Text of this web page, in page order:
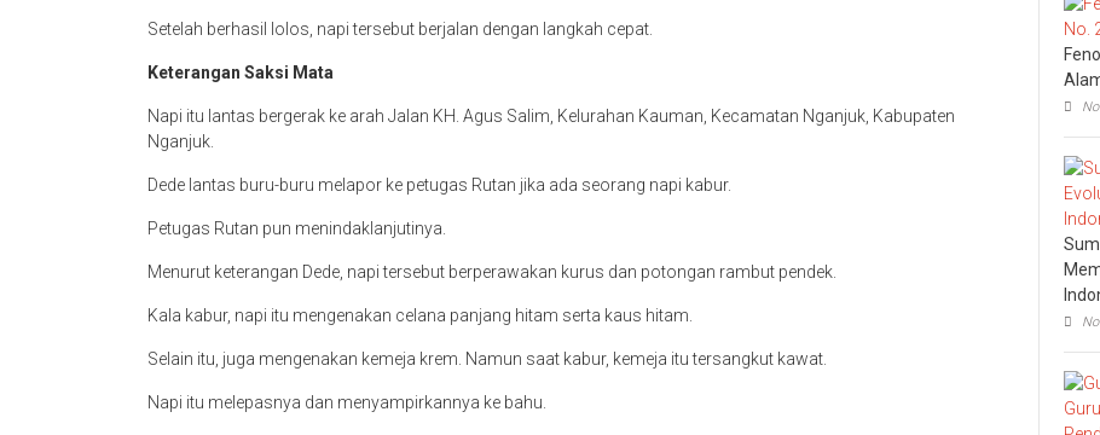
Setelah berhasil lolos, napi tersebut berjalan dengan langkah cepat.
Keterangan Saksi Mata
Napi itu lantas bergerak ke arah Jalan KH. Agus Salim, Kelurahan Kauman, Kecamatan Nganjuk, Kabupaten
Nganjuk.
Dede lantas buru-buru melapor ke petugas Rutan jika ada seorang napi kabur.
Petugas Rutan pun menindaklanjutinya.
Menurut keterangan Dede, napi tersebut berperawakan kurus dan potongan rambut pendek.
Kala kabur, napi itu mengenakan celana panjang hitam serta kaus hitam.
Selain itu, juga mengenakan kemeja krem. Namun saat kabur, kemeja itu tersangkut kawat.
Napi itu melepasnya dan menyampirkannya ke bahu.